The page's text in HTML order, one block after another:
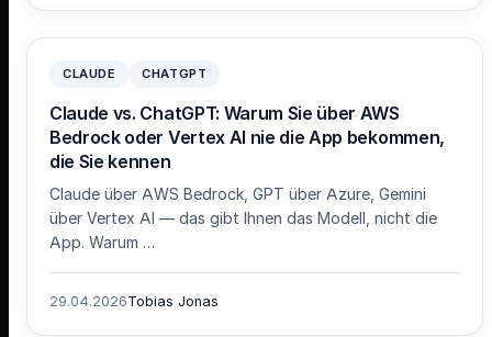
CLAUDE CHATGPT
Claude vs. ChatGPT: Warum Sie über AWS
Bedrock oder Vertex AI nie die App bekommen,
die Sie kennen
Claude über AWS Bedrock, GPT über Azure, Gemini
über Vertex AI — das gibt Ihnen das Modell, nicht die
App. Warum …
29.04.2026Tobias Jonas